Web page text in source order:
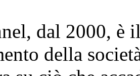
dal 2000, è
della